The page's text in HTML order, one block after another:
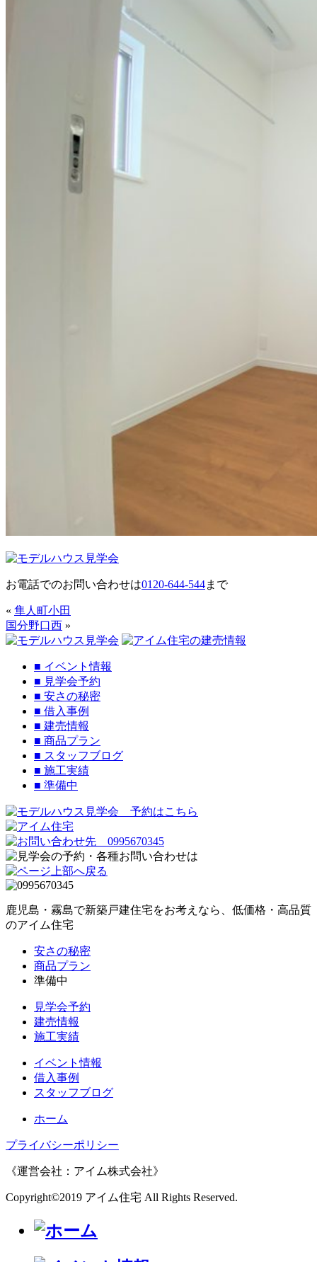
お電話でのお問い合わせは0120-644-544まで
« 隼人町小田
国分野口西 »
■ イベント情報
■ 見学会予約
■ 安さの秘密
■ 借入事例
■ 建売情報
■ 商品プラン
■ スタッフブログ
■ 施工実績
■ 準備中
鹿児島・霧島で新築戸建住宅をお考えなら、低価格・高品質
のアイム住宅
安さの秘密
商品プラン
準備中
見学会予約
建売情報
施工実績
イベント情報
借入事例
スタッフブログ
ホーム
プライバシーポリシー
《運営会社：アイム株式会社》
Copyright©2019 アイム住宅 All Rights Reserved.